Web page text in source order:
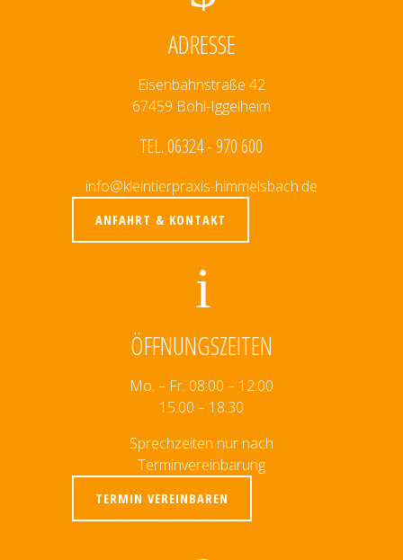
ADRESSE
Eisenbahnstraße 42
67459 Böhl-Iggelheim
TEL. 06324 - 970 600
info@kleintierpraxis-himmelsbach.de
ANFAHRT & KONTAKT
ÖFFNUNGSZEITEN
Mo. – Fr. 08:00 – 12:00
15:00 – 18:30
Sprechzeiten nur nach
Terminvereinbarung
TERMIN VEREINBAREN